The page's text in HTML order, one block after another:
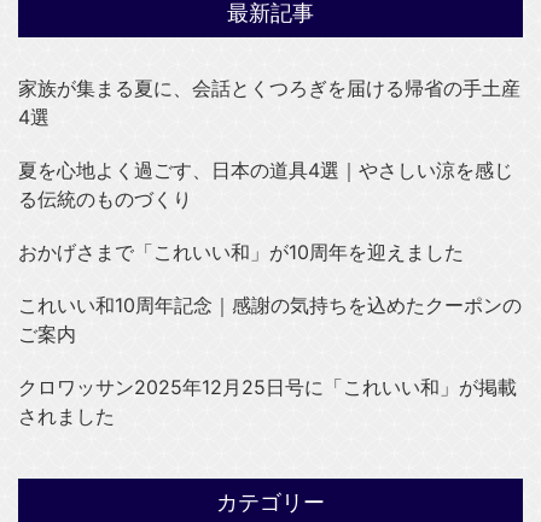
最新記事
家族が集まる夏に、会話とくつろぎを届ける帰省の手土産
4選
夏を心地よく過ごす、日本の道具4選｜やさしい涼を感じ
る伝統のものづくり
おかげさまで「これいい和」が10周年を迎えました
これいい和10周年記念｜感謝の気持ちを込めたクーポンの
ご案内
クロワッサン2025年12月25日号に「これいい和」が掲載
されました
カテゴリー